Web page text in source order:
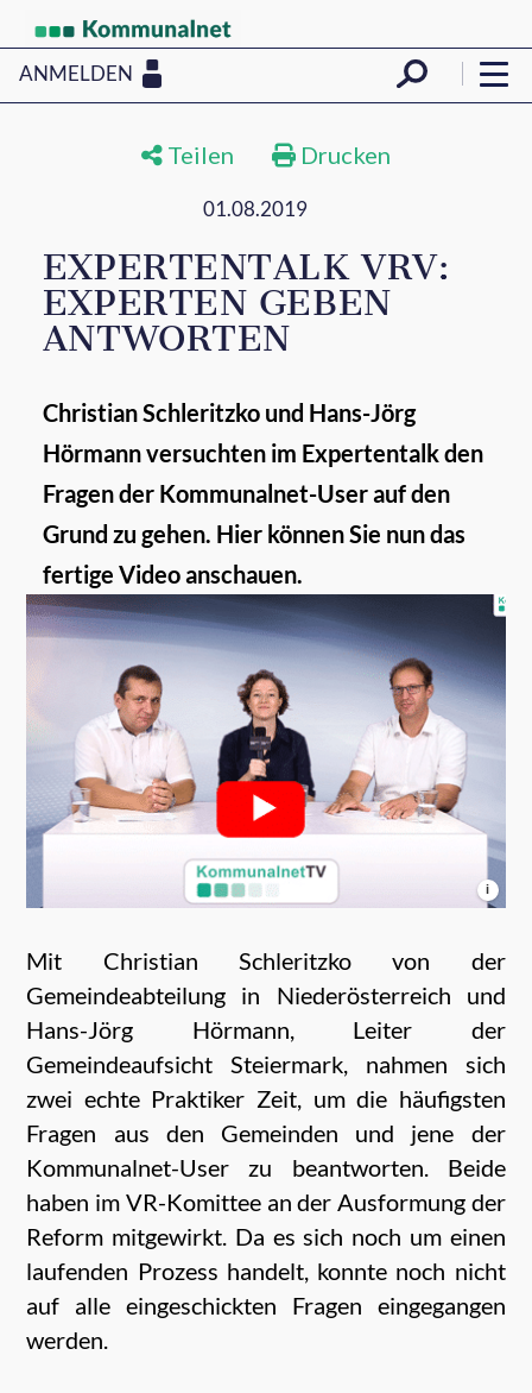
ANMELDEN
Teilen Drucken
01.08.2019
EXPERTENTALK VRV:
EXPERTEN GEBEN
ANTWORTEN
Christian Schleritzko und Hans-Jörg
Hörmann versuchten im Expertentalk den
Fragen der Kommunalnet-User auf den
Grund zu gehen. Hier können Sie nun das
fertige Video anschauen.
i
Mit Christian Schleritzko von der
Gemeindeabteilung in Niederösterreich und
Hans-Jörg Hörmann, Leiter der
Gemeindeaufsicht Steiermark, nahmen sich
zwei echte Praktiker Zeit, um die häufigsten
Fragen aus den Gemeinden und jene der
Kommunalnet-User zu beantworten. Beide
haben im VR-Komittee an der Ausformung der
Reform mitgewirkt. Da es sich noch um einen
laufenden Prozess handelt, konnte noch nicht
auf alle eingeschickten Fragen eingegangen
werden.